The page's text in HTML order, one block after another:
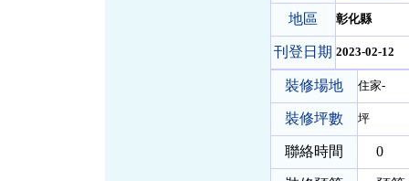
地區 彰化縣
刊登日期 2023-02-12
裝修場地 住家-
裝修坪數 坪
聯絡時間 0